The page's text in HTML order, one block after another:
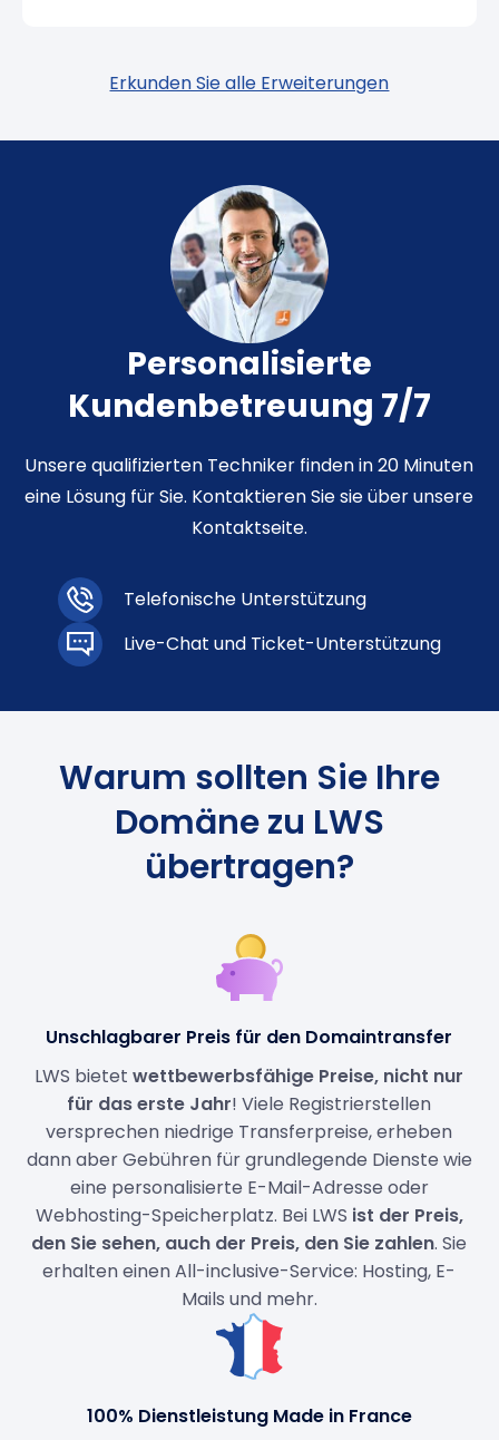
Erkunden Sie alle Erweiterungen
Personalisierte
Kundenbetreuung 7/7
Unsere qualifizierten Techniker finden in 20 Minuten
eine Lösung für Sie. Kontaktieren Sie sie über unsere
Kontaktseite.
Telefonische Unterstützung
Live-Chat und Ticket-Unterstützung
Warum sollten Sie Ihre
Domäne zu LWS
übertragen?
Unschlagbarer Preis für den Domaintransfer
LWS bietetwettbewerbsfähige Preise, nicht nur
für das erste Jahr! Viele Registrierstellen
versprechen niedrige Transferpreise, erheben
dann aber Gebühren für grundlegende Dienste wie
eine personalisierte E-Mail-Adresse oder
Webhosting-Speicherplatz. Bei LWS ist der Preis,
den Sie sehen, auch der Preis, den Sie zahlen. Sie
erhalten einen All-inclusive-Service: Hosting, E-
Mails und mehr.
100% Dienstleistung Made in France